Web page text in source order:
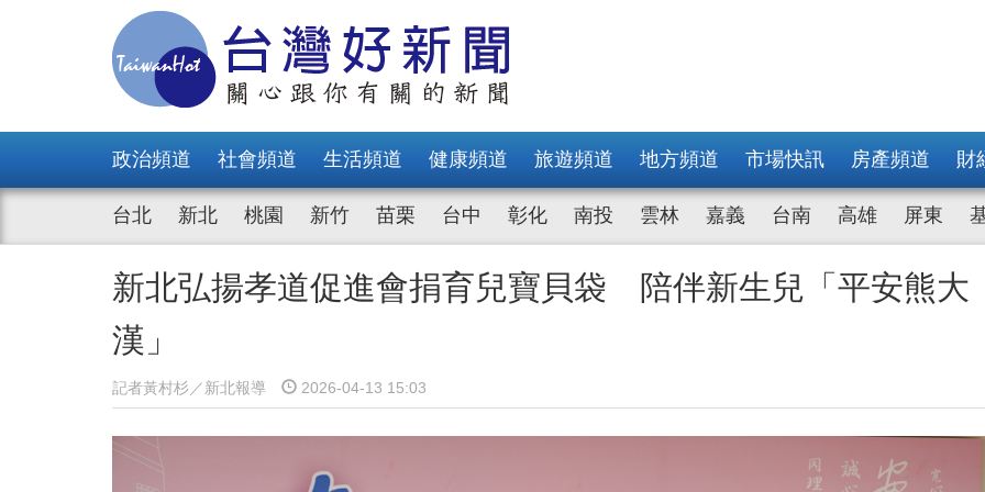
政治頻道 社會頻道 生活頻道 健康頻道 旅遊頻道 地方頻道 市場快訊 房產頻道 財
台北 新北 桃園 新竹 苗栗 台中 彰化 南投 雲林 嘉義 台南 高雄 屏東
新北弘揚孝道促進會捐育兒寶貝袋 陪伴新生兒「平安熊大
漢」
記者黃村杉／新北報導 2026-04-13 15:03